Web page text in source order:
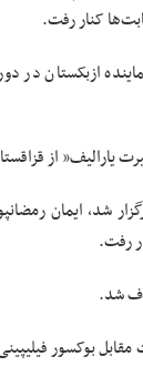
کنار رفت.
با شکست مقابل نماینده
کیلوگرم که با حضور ۱۱ بوکسور
رفت.
ایران هم با شکست مقابل